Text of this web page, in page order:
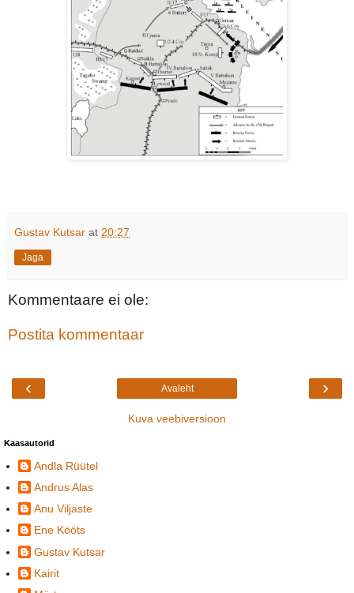
Gustav Kutsar at 20:27
Jaga
Kommentaare ei ole:
Postita kommentaar
‹ ›
Avaleht
Kuva veebiversioon
Kaasautorid
Andla Rüütel
Andrus Alas
Anu Viljaste
Ene Kööts
Gustav Kutsar
Kairit